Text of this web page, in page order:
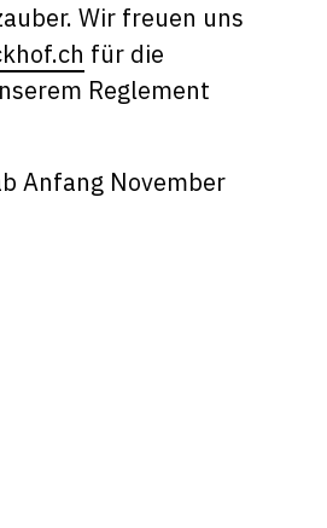
Wir freuen uns
für die
Reglement
Anfang November